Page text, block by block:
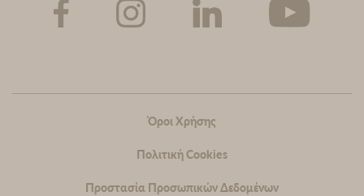
Sub-
Όροι Χρήσης
Πολιτική Cookies
Προστασία Προσωπικών Δεδομένων